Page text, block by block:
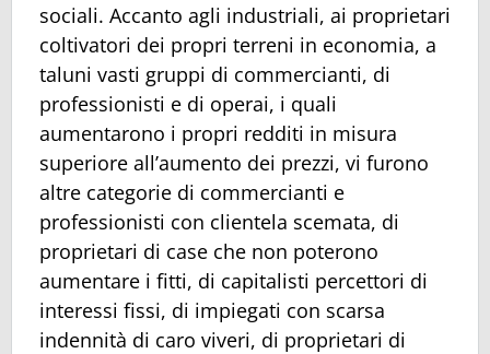
sociali. Accanto agli industriali, ai proprietari
coltivatori dei propri terreni in economia, a
taluni vasti gruppi di commercianti, di
professionisti e di operai, i quali
aumentarono i propri redditi in misura
superiore all’aumento dei prezzi, vi furono
altre categorie di commercianti e
professionisti con clientela scemata, di
proprietari di case che non poterono
aumentare i fitti, di capitalisti percettori di
interessi fissi, di impiegati con scarsa
indennità di caro viveri, di proprietari di